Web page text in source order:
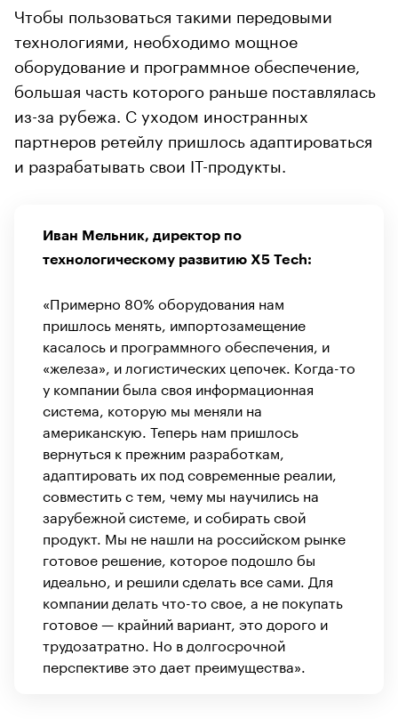
Чтобы пользоваться такими передовыми
технологиями, необходимо мощное
оборудование и программное обеспечение,
большая часть которого раньше поставлялась
из-за рубежа. С уходом иностранных
партнеров ретейлу пришлось адаптироваться
и разрабатывать свои IT-продукты.
Иван Мельник, директор по
технологическому развитию X5 Tech:
«Примерно 80% оборудования нам
пришлось менять, импортозамещение
касалось и программного обеспечения, и
«железа», и логистических цепочек. Когда-то
у компании была своя информационная
система, которую мы меняли на
американскую. Теперь нам пришлось
вернуться к прежним разработкам,
адаптировать их под современные реалии,
совместить с тем, чему мы научились на
зарубежной системе, и собирать свой
продукт. Мы не нашли на российском рынке
готовое решение, которое подошло бы
идеально, и решили сделать все сами. Для
компании делать что-то свое, а не покупать
готовое — крайний вариант, это дорого и
трудозатратно. Но в долгосрочной
перспективе это дает преимущества».